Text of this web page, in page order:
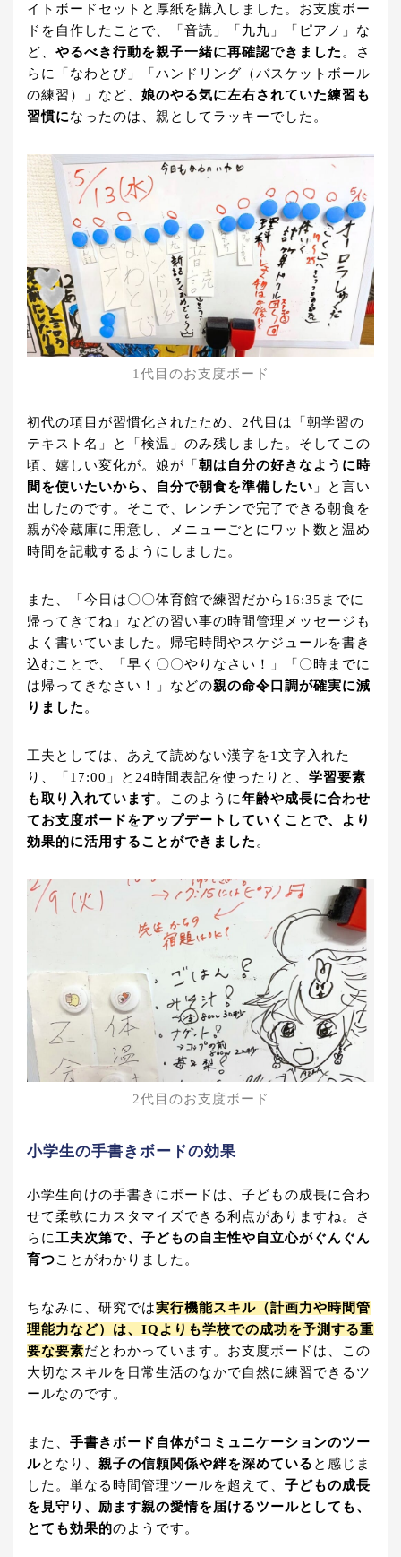
イトボードセットと厚紙を購入しました。お支度ボー
ドを自作したことで、「音読」「九九」「ピアノ」な
ど、 やるべき行動を親子一緒に再確認できました 。さ
らに「なわとび」「ハンドリング（バスケットボール
の練習）」など、 娘のやる気に左右されていた練習も
習慣になったのは、親としてラッキーでした。
1代目のお支度ボード
初代の項目が習慣化されたため、2代目は「朝学習の
テキスト名」と「検温」のみ残しました。そしてこの
頃、嬉しい変化が。娘が「 朝は自分の好きなように時
間を使いたいから、自分で朝食を準備したい 」と言い
出したのです。そこで、レンチンで完了できる朝食を
親が冷蔵庫に用意し、メニューごとにワット数と温め
時間を記載するようにしました。
また、「今日は〇〇体育館で練習だから16:35までに
帰ってきてね」などの習い事の時間管理メッセージも
よく書いていました。帰宅時間やスケジュールを書き
込むことで、「早く〇〇やりなさい！」「〇時までに
は帰ってきなさい！」などの親の命令口調が確実に減
りました 。
工夫としては、あえて読めない漢字を1文字入れた
り、「17:00」と24時間表記を使ったりと、 学習要素
も取り入れています。このように年齢や成長に合わせ
てお支度ボードをアップデートしていくことで、より
効果的に活用することができました 。
2代目のお支度ボード
小学生の手書きボードの効果
小学生向けの手書きにボードは、子どもの成長に合わ
せて柔軟にカスタマイズできる利点がありますね。さ
らに工夫次第で、子どもの自主性や自立心がぐんぐん
育つことがわかりました。
ちなみに、研究では実行機能スキル（計画力や時間管
理能力など）は、IQよりも学校での成功を予測する重
要な要素だとわかっています。お支度ボードは、この
大切なスキルを日常生活のなかで自然に練習できるツ
ールなのです。
また、 手書きボード自体がコミュニケーションのツー
ルとなり、 親子の信頼関係や絆を深めている と感じま
した。単なる時間管理ツールを超えて、 子どもの成長
を見守り、励ます親の愛情を届けるツールとしても、
とても効果的のようです。